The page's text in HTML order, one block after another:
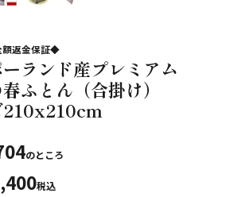
額返金保証◆
ーランド産プレミアム
ふとん（合掛け）
210x210cm
のところ
税込